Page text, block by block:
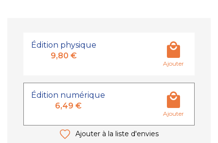
Édition physique
9,80 €
Ajouter
Édition numérique
6,49 €
Ajouter
Ajouter à la liste d'envies